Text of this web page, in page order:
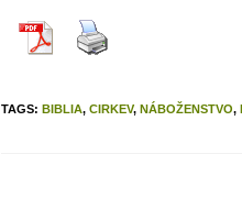
TAGS: BIBLIA, CIRKEV, NÁBOŽENSTVO,